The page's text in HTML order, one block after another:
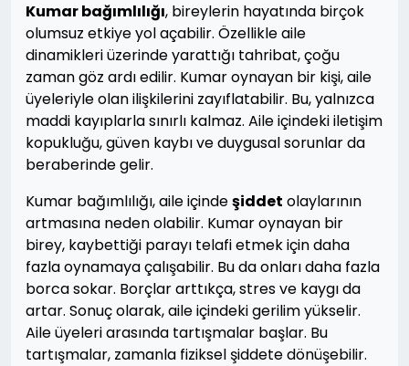
Kumar bağımlılığı, bireylerin hayatında birçok
olumsuz etkiye yol açabilir. Özellikle aile
dinamikleri üzerinde yarattığı tahribat, çoğu
zaman göz ardı edilir. Kumar oynayan bir kişi, aile
üyeleriyle olan ilişkilerini zayıflatabilir. Bu, yalnızca
maddi kayıplarla sınırlı kalmaz. Aile içindeki iletişim
kopukluğu, güven kaybı ve duygusal sorunlar da
beraberinde gelir.
Kumar bağımlılığı, aile içindeşiddet olaylarının
artmasına neden olabilir. Kumar oynayan bir
birey, kaybettiği parayı telafi etmek için daha
fazla oynamaya çalışabilir. Bu da onları daha fazla
borca sokar. Borçlar arttıkça, stres ve kaygı da
artar. Sonuç olarak, aile içindeki gerilim yükselir.
Aile üyeleri arasında tartışmalar başlar. Bu
tartışmalar, zamanla fiziksel şiddete dönüşebilir.